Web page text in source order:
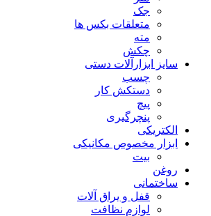
جک
متعلقات بکس ها
مته
چکش
سایز ابزارآلات دستی
چسب
دستکش کار
پیچ
پنچرگیری
الکتریکی
ابزار مخصوص مکانیکی
بیت
روغن
ساختمانی
قفل و یراق آلات
لوازم نظافت